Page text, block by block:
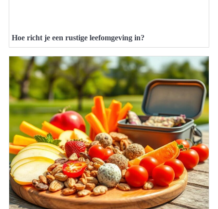
Hoe richt je een rustige leefomgeving in?